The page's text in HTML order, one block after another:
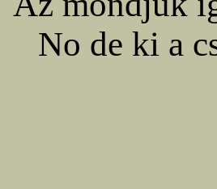
No de ki a